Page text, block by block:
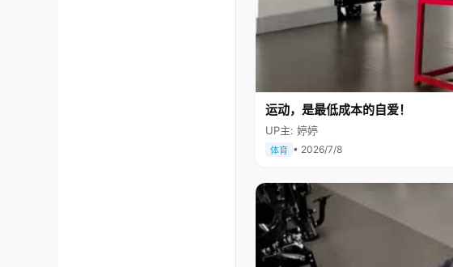
运动，是最低成本的自爱！
UP主: 婷婷
体育 • 2026/7/8